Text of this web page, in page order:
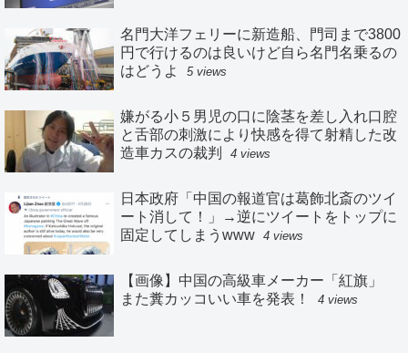
名門大洋フェリーに新造船、門司まで3800
円で行けるのは良いけど自ら名門名乗るの
はどうよ
5 views
嫌がる小５男児の口に陰茎を差し入れ口腔
と舌部の刺激により快感を得て射精した改
造車カスの裁判
4 views
日本政府「中国の報道官は葛飾北斎のツイ
ート消して！」→逆にツイートをトップに
固定してしまうwww 4 views
【画像】中国の高級車メーカー「紅旗」
また糞カッコいい車を発表！
4 views